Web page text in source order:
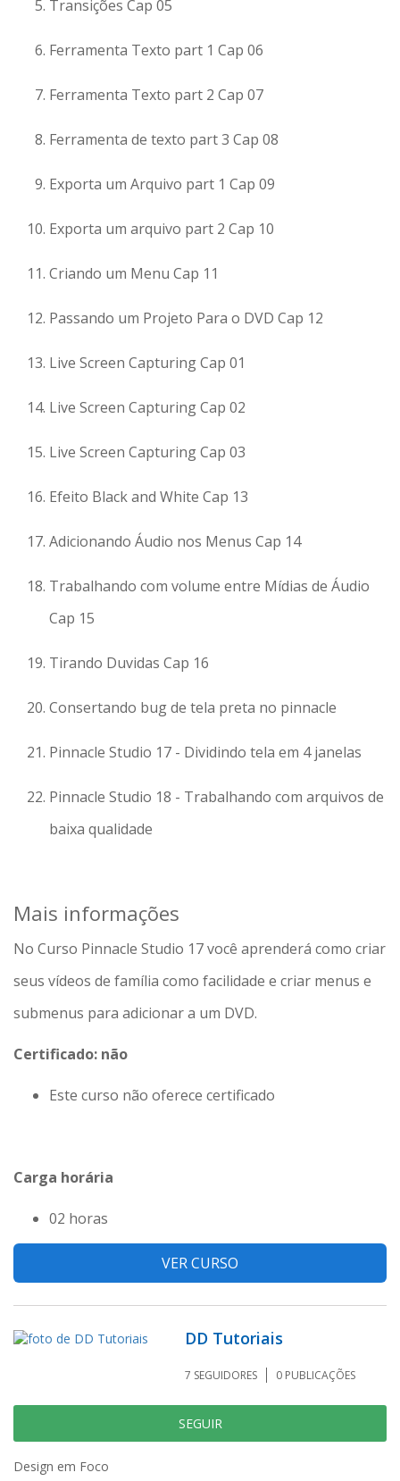
Transições Cap 05
Ferramenta Texto part 1 Cap 06
Ferramenta Texto part 2 Cap 07
Ferramenta de texto part 3 Cap 08
Exporta um Arquivo part 1 Cap 09
Exporta um arquivo part 2 Cap 10
Criando um Menu Cap 11
Passando um Projeto Para o DVD Cap 12
Live Screen Capturing Cap 01
Live Screen Capturing Cap 02
Live Screen Capturing Cap 03
Efeito Black and White Cap 13
Adicionando Áudio nos Menus Cap 14
Trabalhando com volume entre Mídias de Áudio
Cap 15
Tirando Duvidas Cap 16
Consertando bug de tela preta no pinnacle
Pinnacle Studio 17 - Dividindo tela em 4 janelas
Pinnacle Studio 18 - Trabalhando com arquivos de
baixa qualidade
Mais informações
No Curso Pinnacle Studio 17 você aprenderá como criar
seus vídeos de família como facilidade e criar menus e
submenus para adicionar a um DVD.
Certificado: não
Este curso não oferece certificado
Carga horária
02 horas
VER CURSO
DD Tutoriais
7 SEGUIDORES 0 PUBLICAÇÕES
SEGUIR
Design em Foco